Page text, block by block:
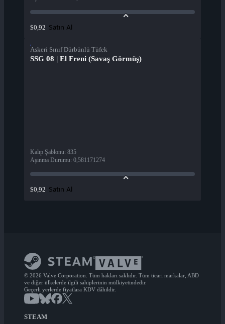
$0,92 Satın Al
Askeri Sınıf Dürbünlü Tüfek
SSG 08 | El Freni (Savaş Görmüş)
Kalıp Şablonu: 835
Aşınma Durumu: 0,581171274
$0,92 Satın Al
© 2026 Valve Corporation. Tüm hakları saklıdır. Tüm ticari markalar, ABD
ve diğer ülkelerde ilgili sahiplerinin mülkiyetindedir.
Geçerli yerlerde fiyatlara KDV dâhildir.
STEAM